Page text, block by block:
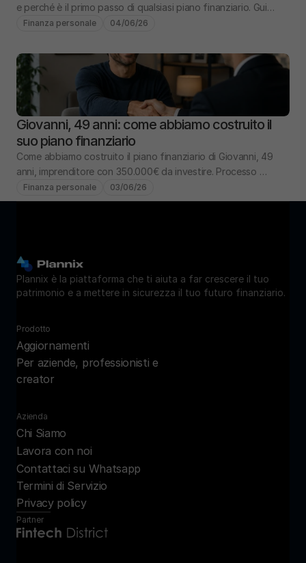
e perché è il primo passo di qualsiasi piano finanziario. Guida
pratica con numeri e scenari.
Finanza personale 04/06/26
Giovanni, 49 anni: come abbiamo costruito il
suo piano finanziario
Come abbiamo costruito il piano finanziario di Giovanni, 49
anni, imprenditore con 350.000€ da investire. Processo
completo: analisi, obiettivi, portafoglio.
Finanza personale 03/06/26
Prodotto
Aggiornamenti
Per aziende, professionisti e
creator
Azienda
Chi Siamo
Lavora con noi
Contattaci su Whatsapp
Termini di Servizio
Privacy policy
Partner
Plannix è la piattaforma che ti aiuta a far crescere il tuo
patrimonio e a mettere in sicurezza il tuo futuro finanziario.